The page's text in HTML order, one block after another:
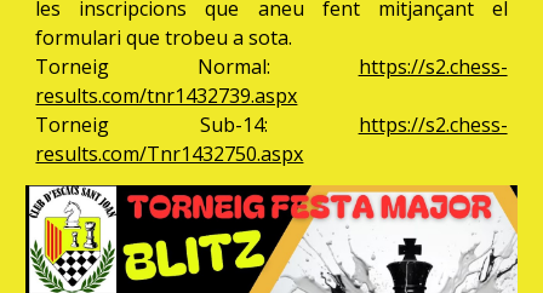
les inscripcions que aneu fent mitjançant el
formulari que trobeu a sota.
Torneig Normal: https://s2.chess-
results.com/tnr1432739.aspx
Torneig Sub-14: https://s2.chess-
results.com/Tnr1432750.aspx